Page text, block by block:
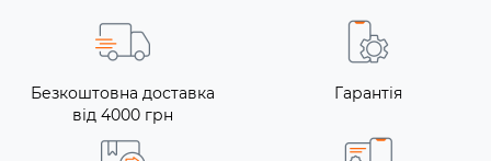
Безкоштовна доставка
від 4000 грн
Гарантія